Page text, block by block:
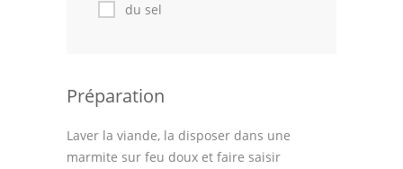
du sel
Préparation
Laver la viande, la disposer dans une
marmite sur feu doux et faire saisir